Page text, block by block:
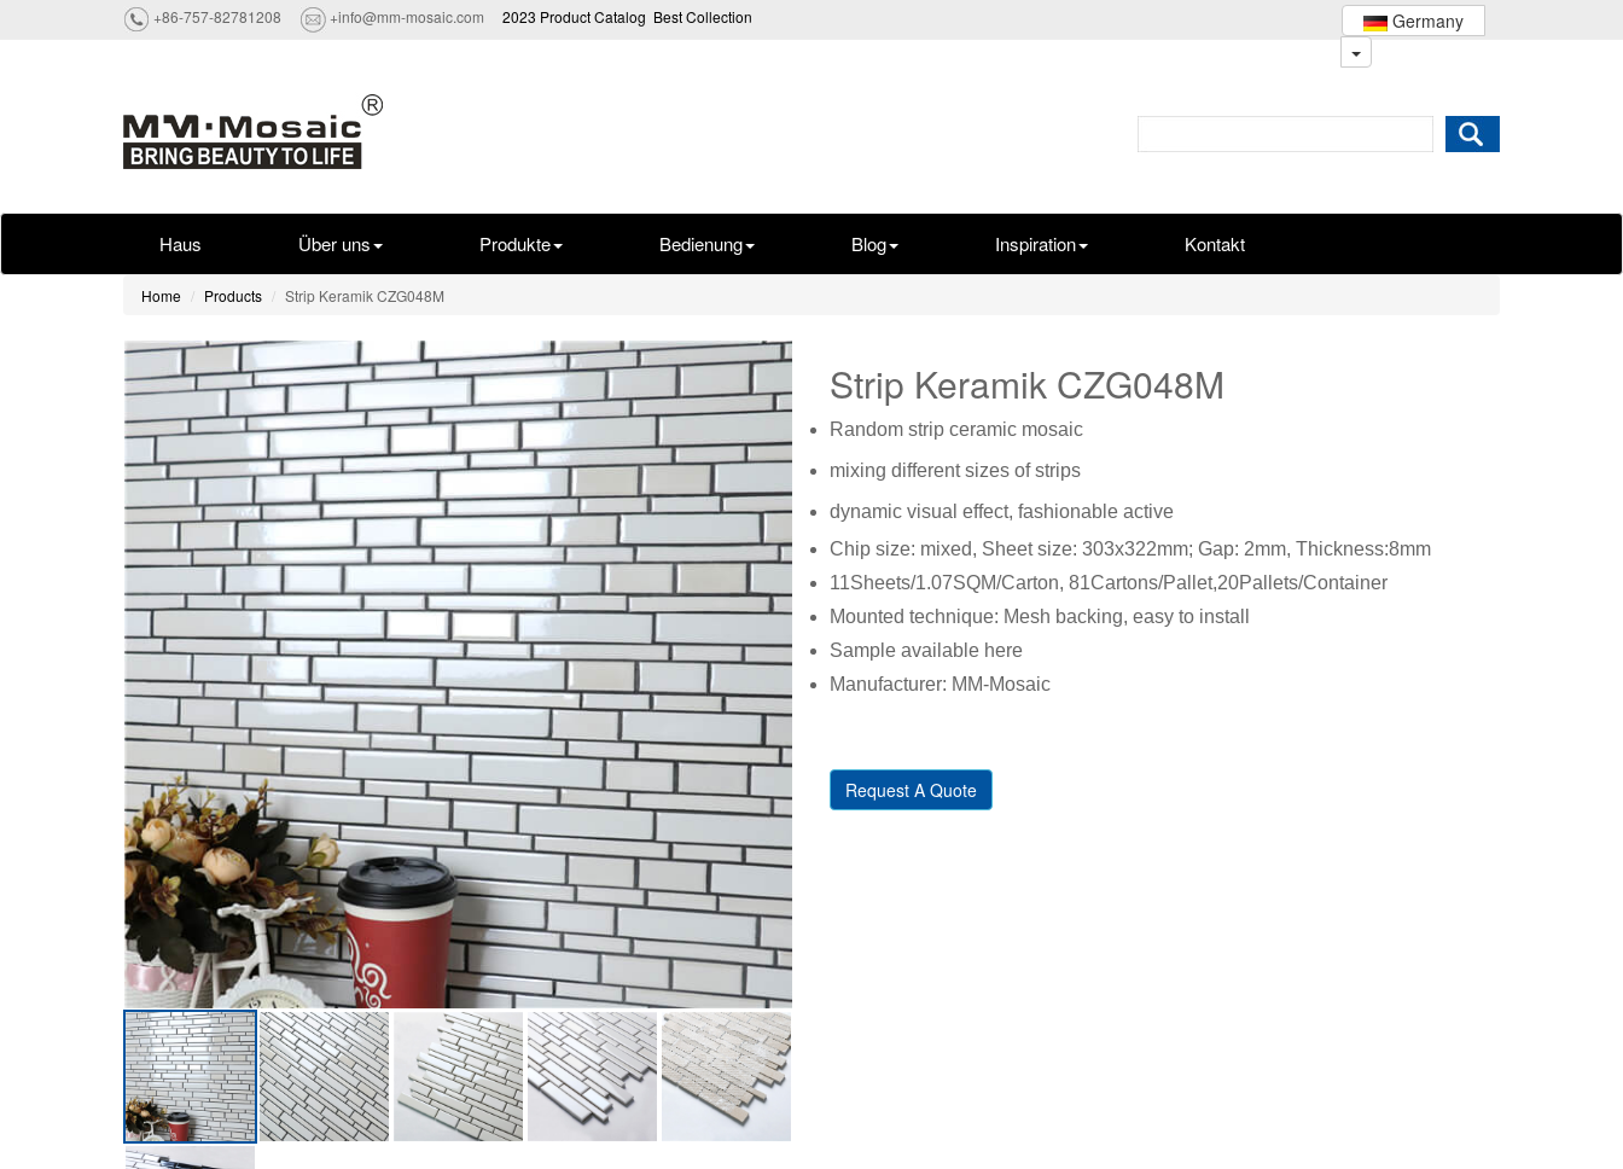
+86-757-82781208 +info@mm-mosaic.com 2023 Product Catalog Best Collection Germany
Haus Über uns Produkte Bedienung Blog Inspiration Kontakt
Home Products Strip Keramik CZG048M
Strip Keramik CZG048M
Random strip ceramic mosaic
mixing different sizes of strips
dynamic visual effect, fashionable active
Chip size: mixed, Sheet size: 303x322mm; Gap: 2mm, Thickness:8mm
11Sheets/1.07SQM/Carton, 81Cartons/Pallet,20Pallets/Container
Mounted technique: Mesh backing, easy to install
Sample available here
Manufacturer: MM-Mosaic
Request A Quote